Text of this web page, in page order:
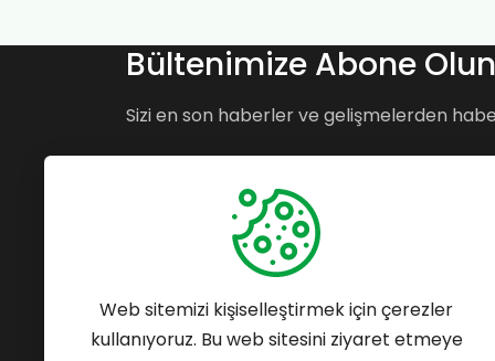
Bültenimize Abone Olun
Sizi en son haberler ve gelişmelerden
Web sitemizi kişiselleştirmek için çerezler
kullanıyoruz. Bu web sitesini ziyaret etmeye